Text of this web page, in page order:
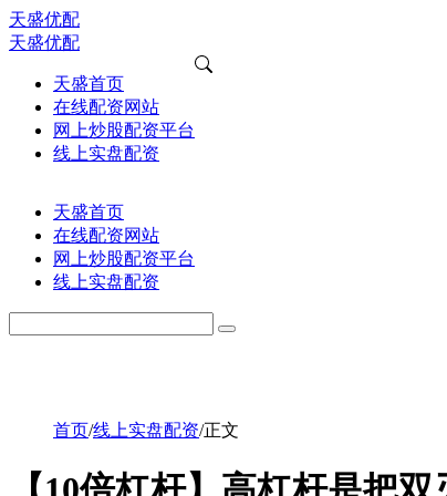
天盛优配
天盛优配
天盛首页
在线配资网站
网上炒股配资平台
线上实盘配资
天盛首页
在线配资网站
网上炒股配资平台
线上实盘配资
首页/线上实盘配资/正文